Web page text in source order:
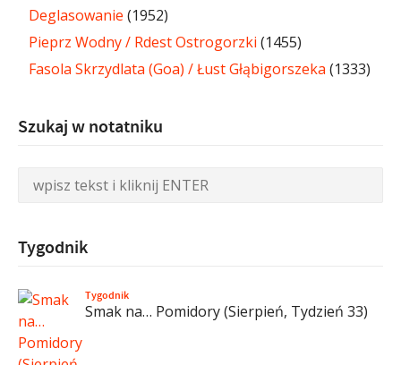
Deglasowanie (1952)
Pieprz Wodny / Rdest Ostrogorzki (1455)
Fasola Skrzydlata (Goa) / Łust Głąbigorszeka (1333)
Szukaj w notatniku
Tygodnik
Tygodnik
Smak na… Pomidory (Sierpień, Tydzień 33)